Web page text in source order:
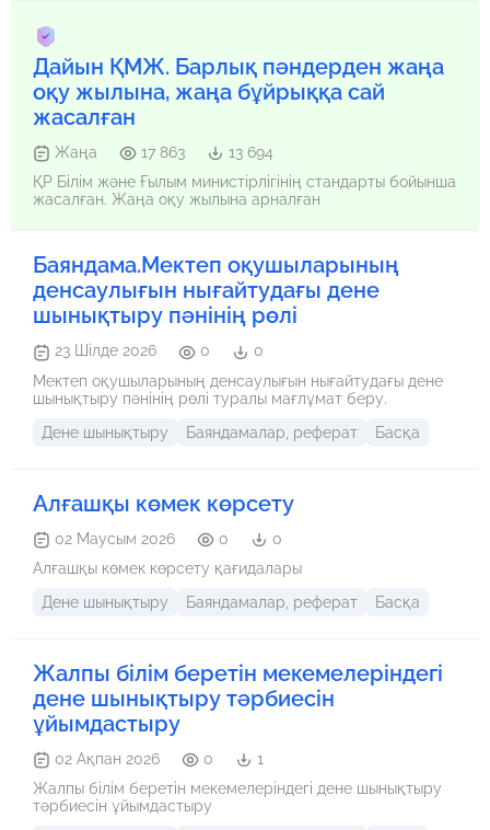
Дайын ҚМЖ. Барлық пәндерден жаңа
оқу жылына, жаңа бұйрыққа сай
жасалған
Жаңа 17 863
13 694
ҚР Білім және Ғылым министірлігінің стандарты бойынша
жасалған. Жаңа оқу жылына арналған
Баяндама.Мектеп оқушыларының
денсаулығын нығайтудағы дене
шынықтыру пәнінің рөлі
23 Шілде 2026 0
0
Мектеп оқушыларының денсаулығын нығайтудағы дене
шынықтыру пәнінің рөлі туралы мағлұмат беру.
Дене шынықтыру
Баяндамалар, реферат Басқа
Алғашқы көмек көрсету
02 Маусым 2026 0
0
Алғашқы көмек көрсету қағидалары
Дене шынықтыру
Баяндамалар, реферат Басқа
Жалпы білім беретін мекемелеріндегі
дене шынықтыру тәрбиесін
ұйымдастыру
02 Ақпан 2026 0
1
Жалпы білім беретін мекемелеріндегі дене шынықтыру
тәрбиесін ұйымдастыру